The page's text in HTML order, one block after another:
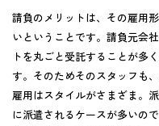
請負のメリットは、その雇用形
いということです。請負元会
トを丸ごと受託することが多
す。そのためそのスタッフも
雇用はスタイルがさまざま。
に派遣されるケースが多いの